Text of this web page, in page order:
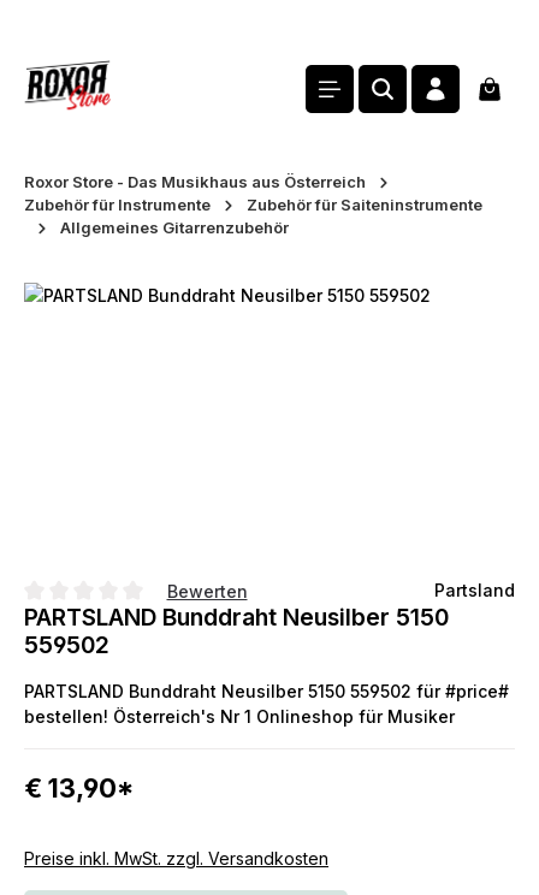
Roxor Store - Das Musikhaus aus Österreich
Zubehör für Instrumente
Zubehör für Saiteninstrumente
Allgemeines Gitarrenzubehör
Bildergalerie überspringen
Durchschnittliche Bewertung von 0 von 5 Sternen
Bewerten Partsland
PARTSLAND Bunddraht Neusilber 5150
559502
PARTSLAND Bunddraht Neusilber 5150 559502 für #price#
bestellen! Österreich's Nr 1 Onlineshop für Musiker
€ 13,90*
Preise inkl. MwSt. zzgl. Versandkosten